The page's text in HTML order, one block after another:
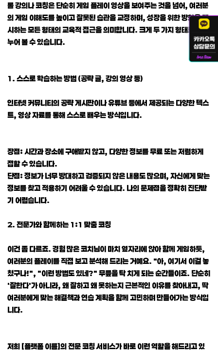
롤 강의나 코칭은 단순히 게임 플레이 영상을 보여주는 것을 넘어, 여러분
의 게임 이해도를 높이고 잘못된 습관을 교정하며, 성장을 위한 방향을 제
시하는 모든 형태의 교육적 접근을 의미합니다. 크게 두 가지 형태로 나
누어 볼 수 있습니다.
1. 스스로 학습하는 방법 (공략 글, 강의 영상 등)
인터넷 커뮤니티의 공략 게시판이나 유튜브 등에서 제공되는 다양한 텍스
트, 영상 자료를 통해 스스로 배우는 방식입니다.
장점: 시간과 장소에 구애받지 않고, 다양한 정보를 무료 또는 저렴하게
접할 수 있습니다.
단점: 정보가 너무 방대하고 검증되지 않은 내용도 많으며, 자신에게 맞는
정보를 찾고 적용하기 어려울 수 있습니다. 나의 문제점을 정확히 진단받
기 어렵습니다.
2. 전문가와 함께하는 1:1 맞춤 코칭
이건 좀 다르죠. 경험 많은 코치님이 마치 옆자리에 앉아 함께 게임하듯,
여러분의 플레이를 직접 보고 분석해 드리는 거예요. "아, 여기서 이걸 놓
쳤구나!", "이런 방법도 있네?" 무릎을 탁 치게 되는 순간들이죠. 단순히
'잘한다'가 아니라, 왜 잘하고 왜 못하는지 근본적인 이유를 찾아내고, 딱
여러분에게 맞는 해결책과 연습 계획을 함께 고민하며 만들어가는 방식입
니다.
저희 [플랫폼 이름]의 전문 코칭 서비스가 바로 이런 역할을 해드리고 있